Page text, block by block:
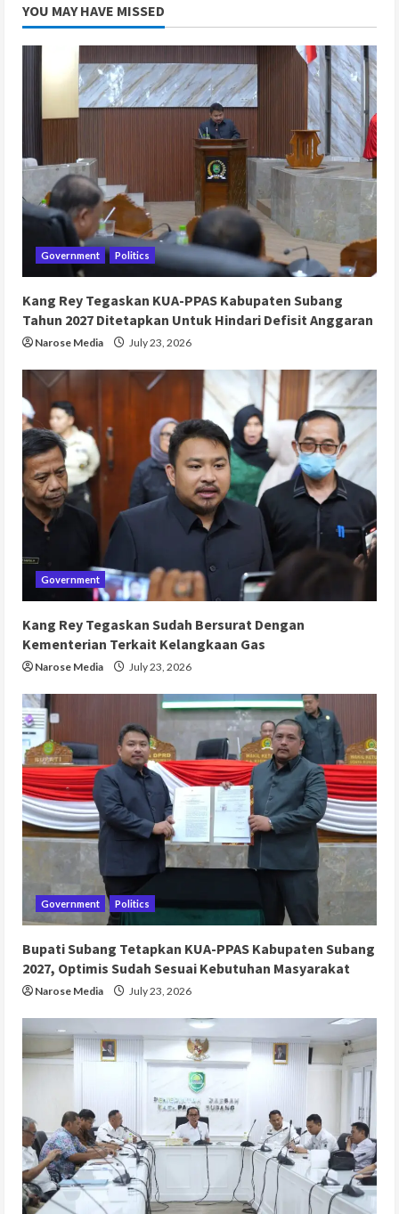
YOU MAY HAVE MISSED
Government Politics
Kang Rey Tegaskan KUA-PPAS Kabupaten Subang
Tahun 2027 Ditetapkan Untuk Hindari Defisit Anggaran
Narose Media July 23, 2026
Government
Kang Rey Tegaskan Sudah Bersurat Dengan
Kementerian Terkait Kelangkaan Gas
Narose Media July 23, 2026
Government Politics
Bupati Subang Tetapkan KUA-PPAS Kabupaten Subang
2027, Optimis Sudah Sesuai Kebutuhan Masyarakat
Narose Media July 23, 2026